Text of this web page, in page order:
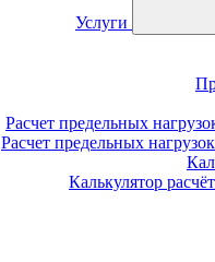
Услуги
Расчет предельных
Расчет предельных
Калькулятор